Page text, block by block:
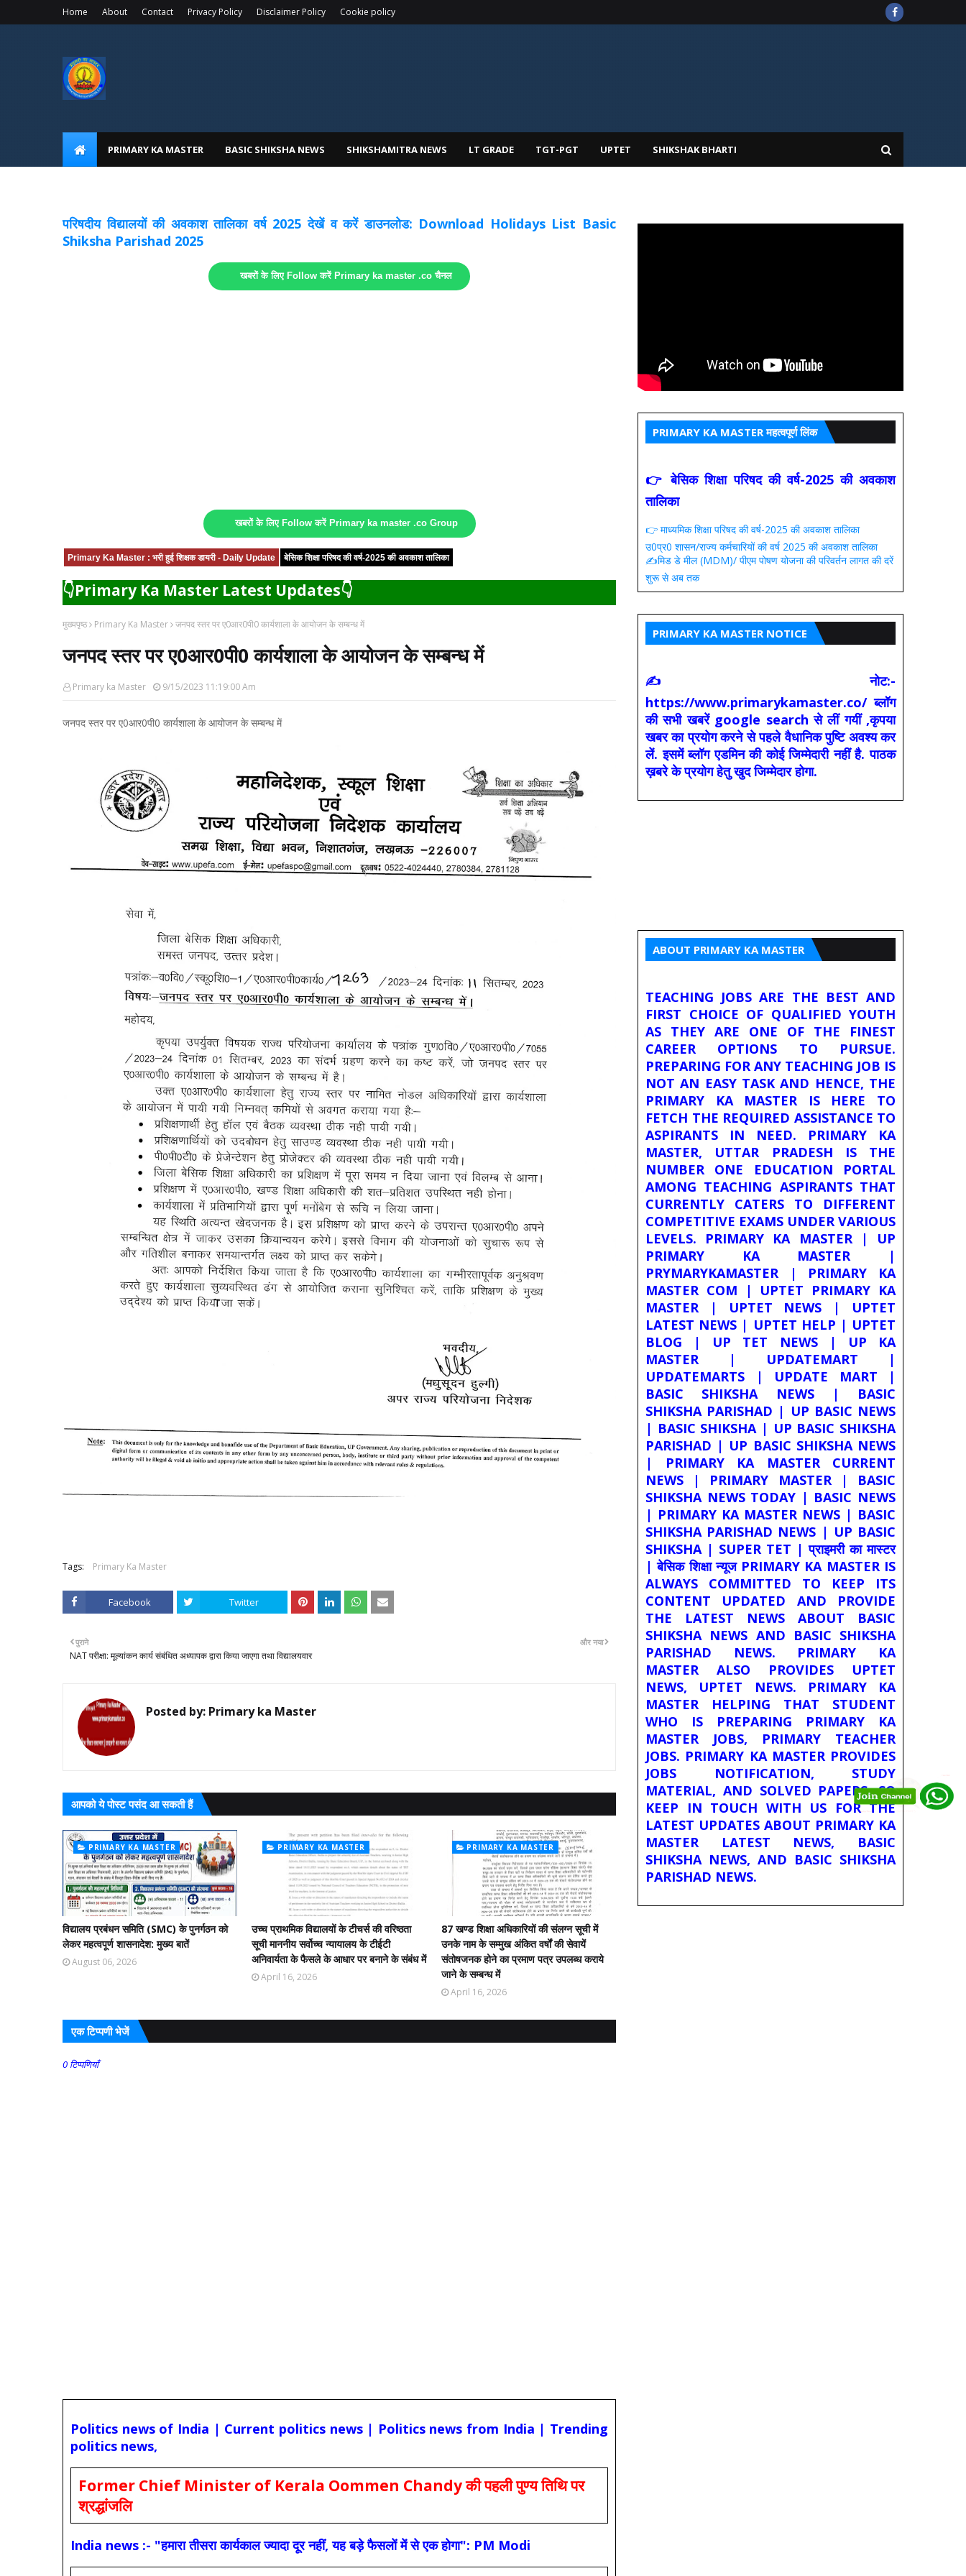
Home About Contact Privacy Policy Disclaimer Policy Cookie policy
PRIMARY KA MASTER BASIC SHIKSHA NEWS SHIKSHAMITRA NEWS LT GRADE TGT-PGT UPTET SHIKSHAK BHARTI
परिषदीय विद्यालयों की अवकाश तालिका वर्ष 2025 देखें व करें डाउनलोड: Download Holidays List Basic
Shiksha Parishad 2025
खबरों के लिए Follow करें Primary ka master .co चैनल
खबरों के लिए Follow करें Primary ka master .co Group
Primary Ka Master : भरी हुई शिक्षक डायरी - Daily Update बेसिक शिक्षा परिषद की वर्ष-2025 की अवकाश तालिका
👇Primary Ka Master Latest Updates👇
मुख्यपृष्ठ Primary Ka Master जनपद स्तर पर ए0आर0पी0 कार्यशाला के आयोजन के सम्बन्ध में
जनपद स्तर पर ए0आर0पी0 कार्यशाला के आयोजन के सम्बन्ध में
Primary ka Master 9/15/2023 11:19:00 Am
जनपद स्तर पर ए0आर0पी0 कार्यशाला के आयोजन के सम्बन्ध में
Tags: Primary Ka Master
Facebook Twitter
और नया
पुराने
NAT परीक्षा: मूल्यांकन कार्य संबंधित अध्यापक द्वारा किया जाएगा तथा विद्यालयवार
Posted by: Primary ka Master
आपको ये पोस्ट पसंद आ सकती हैं
PRIMARY KA MASTER
विद्यालय प्रबंधन समिति (SMC) के पुनर्गठन को
लेकर महत्वपूर्ण शासनादेश: मुख्य बातें
August 06, 2026
PRIMARY KA MASTER
उच्च प्राथमिक विद्यालयों के टीचर्स की वरिष्ठता
सूची माननीय सर्वोच्च न्यायालय के टीईटी
अनिवार्यता के फैसले के आधार पर बनाने के संबंध में
April 16, 2026
PRIMARY KA MASTER
87 खण्ड शिक्षा अधिकारियों की संलग्न सूची में
उनके नाम के सम्मुख अंकित वर्षों की सेवायें
संतोषजनक होने का प्रमाण पत्र उपलब्ध कराये
जाने के सम्बन्ध में
April 16, 2026
एक टिप्पणी भेजें
0 टिप्पणियाँ
Politics news of India | Current politics news | Politics news from India | Trending
politics news,
Former Chief Minister of Kerala Oommen Chandy की पहली पुण्य तिथि पर
श्रद्धांजलि
India news :- "हमारा तीसरा कार्यकाल ज्यादा दूर नहीं, यह बड़े फैसलों में से एक होगा": PM Modi
PRIMARY KA MASTER महत्वपूर्ण लिंक
👉 बेसिक शिक्षा परिषद की वर्ष-2025 की अवकाश
तालिका
👉 माध्यमिक शिक्षा परिषद की वर्ष-2025 की अवकाश तालिका
उ0प्र0 शासन/राज्य कर्मचारियों की वर्ष 2025 की अवकाश तालिका
✍️मिड डे मील (MDM)/ पीएम पोषण योजना की परिवर्तन लागत की दरें
शुरू से अब तक
PRIMARY KA MASTER NOTICE
✍ नोट:-
https://www.primarykamaster.co/ ब्लॉग
की सभी खबरें google search से लीं गयीं ,कृपया
खबर का प्रयोग करने से पहले वैधानिक पुष्टि अवश्य कर
लें. इसमें ब्लॉग एडमिन की कोई जिम्मेदारी नहीं है. पाठक
ख़बरे के प्रयोग हेतु खुद जिम्मेदार होगा.
ABOUT PRIMARY KA MASTER
TEACHING JOBS ARE THE BEST AND
FIRST CHOICE OF QUALIFIED YOUTH
AS THEY ARE ONE OF THE FINEST
CAREER OPTIONS TO PURSUE.
PREPARING FOR ANY TEACHING JOB IS
NOT AN EASY TASK AND HENCE, THE
PRIMARY KA MASTER IS HERE TO
FETCH THE REQUIRED ASSISTANCE TO
ASPIRANTS IN NEED. PRIMARY KA
MASTER, UTTAR PRADESH IS THE
NUMBER ONE EDUCATION PORTAL
AMONG TEACHING ASPIRANTS THAT
CURRENTLY CATERS TO DIFFERENT
COMPETITIVE EXAMS UNDER VARIOUS
LEVELS. PRIMARY KA MASTER | UP
PRIMARY KA MASTER |
PRYMARYKAMASTER | PRIMARY KA
MASTER COM | UPTET PRIMARY KA
MASTER | UPTET NEWS | UPTET
LATEST NEWS | UPTET HELP | UPTET
BLOG | UP TET NEWS | UP KA
MASTER | UPDATEMART |
UPDATEMARTS | UPDATE MART |
BASIC SHIKSHA NEWS | BASIC
SHIKSHA PARISHAD | UP BASIC NEWS
| BASIC SHIKSHA | UP BASIC SHIKSHA
PARISHAD | UP BASIC SHIKSHA NEWS
| PRIMARY KA MASTER CURRENT
NEWS | PRIMARY MASTER | BASIC
SHIKSHA NEWS TODAY | BASIC NEWS
| PRIMARY KA MASTER NEWS | BASIC
SHIKSHA PARISHAD NEWS | UP BASIC
SHIKSHA | SUPER TET | प्राइमरी का मास्टर
| बेसिक शिक्षा न्यूज PRIMARY KA MASTER IS
ALWAYS COMMITTED TO KEEP ITS
CONTENT UPDATED AND PROVIDE
THE LATEST NEWS ABOUT BASIC
SHIKSHA NEWS AND BASIC SHIKSHA
PARISHAD NEWS. PRIMARY KA
MASTER ALSO PROVIDES UPTET
NEWS, UPTET NEWS. PRIMARY KA
MASTER HELPING THAT STUDENT
WHO IS PREPARING PRIMARY KA
MASTER JOBS, PRIMARY TEACHER
JOBS. PRIMARY KA MASTER PROVIDES
JOBS NOTIFICATION, STUDY
MATERIAL, AND SOLVED PAPERS. SO
KEEP IN TOUCH WITH US FOR THE
LATEST UPDATES ABOUT PRIMARY KA
MASTER LATEST NEWS, BASIC
SHIKSHA NEWS, AND BASIC SHIKSHA
PARISHAD NEWS.